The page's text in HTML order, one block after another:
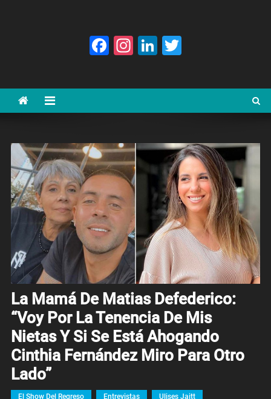
Facebook
Instagram
LinkedIn
La Mamá De Matias Defederico:
“Voy Por La Tenencia De Mis
Nietas Y Si Se Está Ahogando
Cinthia Fernández Miro Para Otro
Lado”
El Show Del Regreso Entrevistas Ulises Jaitt